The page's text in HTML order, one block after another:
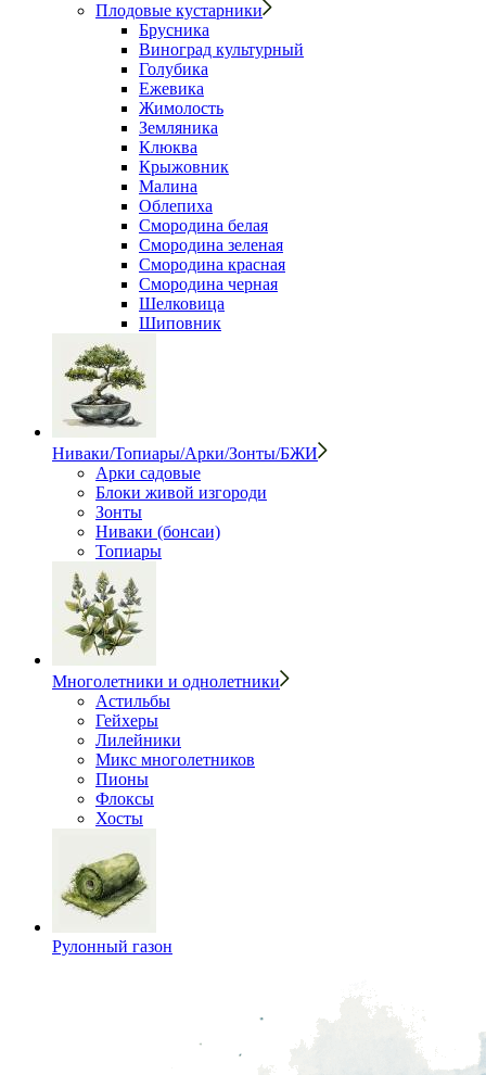
Плодовые кустарники
Брусника
Виноград культурный
Голубика
Ежевика
Жимолость
Земляника
Клюква
Крыжовник
Малина
Облепиха
Смородина белая
Смородина зеленая
Смородина красная
Смородина черная
Шелковица
Шиповник
Ниваки/Топиары/Арки/Зонты/БЖИ
Арки садовые
Блоки живой изгороди
Зонты
Ниваки (бонсаи)
Топиары
Многолетники и однолетники
Астильбы
Гейхеры
Лилейники
Микс многолетников
Пионы
Флоксы
Хосты
Рулонный газон